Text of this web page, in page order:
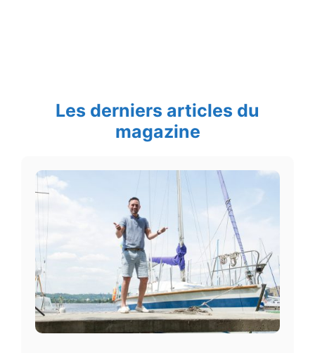
Les derniers articles du
magazine